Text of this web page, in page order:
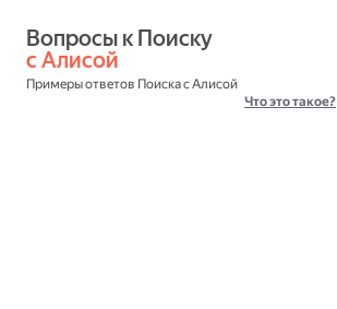
с Алисой
Примеры ответов Поиска с Алисой
Что это такое?